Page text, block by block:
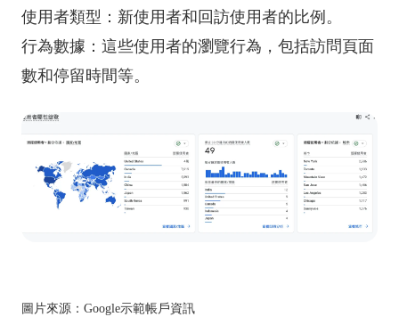
使用者類型：新使用者和回訪使用者的比例。
行為數據：這些使用者的瀏覽行為，包括訪問頁面
數和停留時間等。
圖片來源：Google示範帳戶資訊